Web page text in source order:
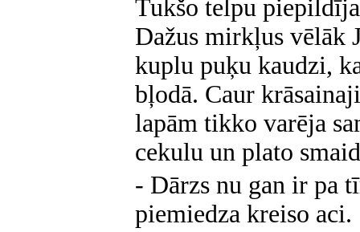
Tukšo telpu
Dažus mirkļus vēlāk
kuplu puķu kaudzi,
bļodā. Caur
lapām tikko varēja
cekulu un plato
- Dārzs nu gan ir pa
piemiedza kreiso aci.